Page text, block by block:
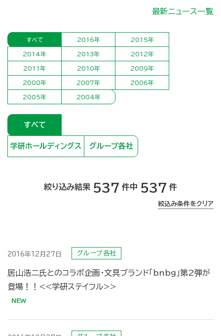
最新ニュース一覧
すべて 2016年 2015年
2014年 2013年 2012年
2011年 2010年 2009年
2008年 2007年 2006年
2005年 2004年
すべて
学研ホールディングス グループ各社
絞込み条件をクリア
絞り込み結果 537 件中 537 件
2016年12月27日 グループ各社
居山浩二氏とのコラボ企画・文具ブランド「bnbg」第2弾が
登場！！<<学研ステイフル>>